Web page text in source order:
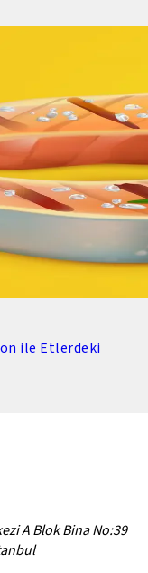
ile Etlerdeki
A Blok Bina No:39